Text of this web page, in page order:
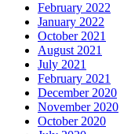
February 2022
January 2022
October 2021
August 2021
July 2021
February 2021
December 2020
November 2020
October 2020